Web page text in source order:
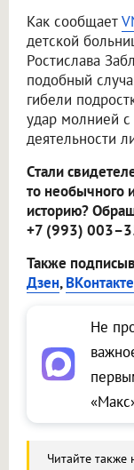
Как сообщает
детской
Ростислава
подобный
гибели
удар молнией с
деятельности
Стали
то необычного
историю?
+7 (993)
Также
Дзен,ВКонтакте
Не
Читайте также